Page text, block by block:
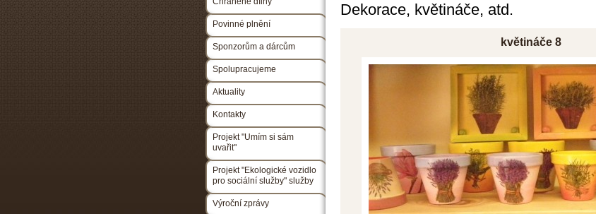
Dekorace, květináče, atd.
květináče 8
Povinné plnění
Sponzorům a dárcům
Spolupracujeme
Aktuality
Kontakty
Projekt "Umím si sám
uvařit"
Projekt "Ekologické vozidlo
pro sociální služby" služby
Výroční zprávy